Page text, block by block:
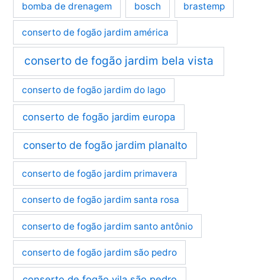
bomba de drenagem bosch brastemp
conserto de fogão jardim américa
conserto de fogão jardim bela vista
conserto de fogão jardim do lago
conserto de fogão jardim europa
conserto de fogão jardim planalto
conserto de fogão jardim primavera
conserto de fogão jardim santa rosa
conserto de fogão jardim santo antônio
conserto de fogão jardim são pedro